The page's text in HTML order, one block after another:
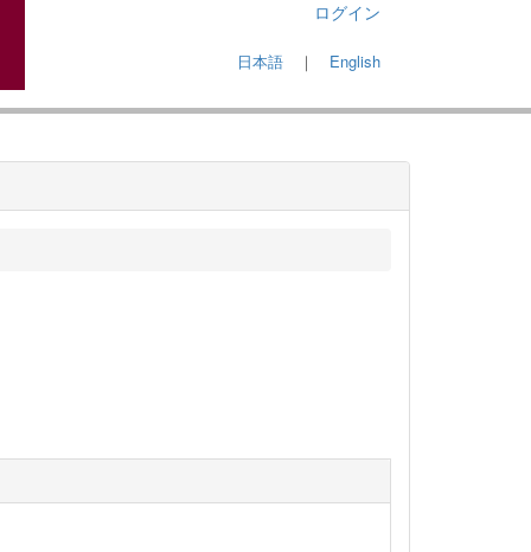
ログイン
日本語 ｜ English